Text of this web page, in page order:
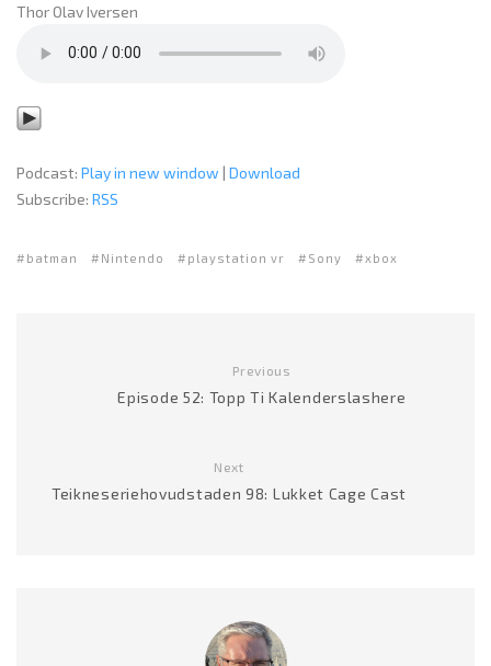
Thor Olav Iversen
Podcast: Play in new window | Download
Subscribe: RSS
batman Nintendo playstation vr Sony xbox
Previous
Episode 52: Topp Ti Kalenderslashere
Next
Teikneseriehovudstaden 98: Lukket Cage Cast